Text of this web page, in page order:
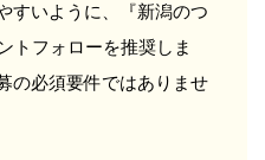
すいように、『新潟のつ
トフォローを推奨しま
の必須要件ではありませ